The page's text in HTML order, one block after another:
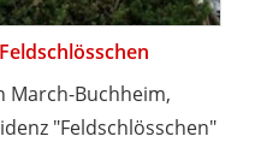
March-Buchheim,
"Feldschlösschen"